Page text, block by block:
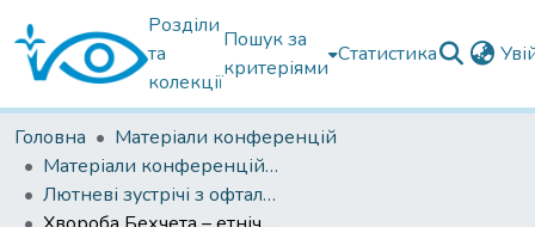
Розділи
та
колекції
Пошук за
критеріями
Статистика
Головна
Матеріали конференцій
Матеріали конференцій Інституту Філатова
Лютневі зустрічі з офтальмології 2024